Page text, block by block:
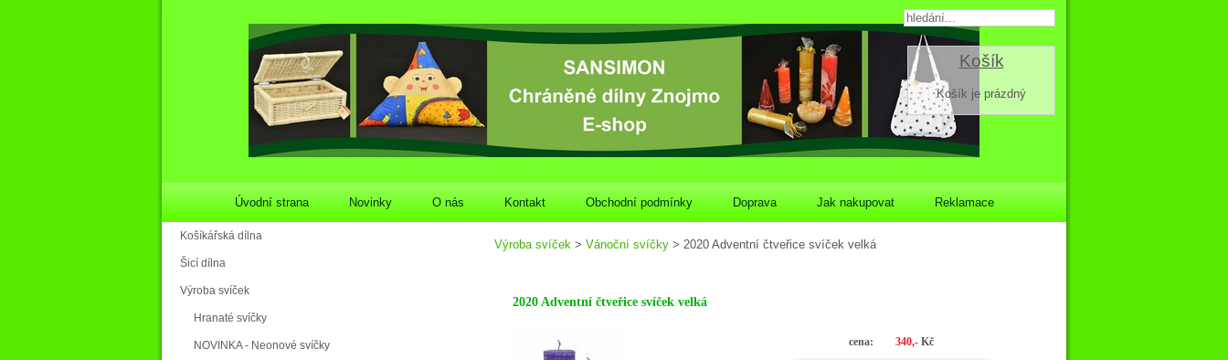
Košík
Košík je prázdný
Úvodní strana Novinky O nás Kontakt Obchodní podmínky Doprava Jak nakupovat Reklamace
Košíkářská dílna
Šicí dílna
Výroba svíček
Hranaté svíčky
NOVINKA - Neonové svíčky
Výroba svíček > Vánoční svíčky > 2020 Adventní čtveřice svíček velká
2020 Adventní čtveřice svíček velká
cena: 340,- Kč